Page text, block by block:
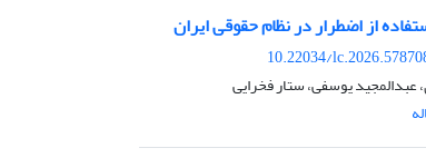
از اضطرار در نظام حقوقی ایران
10.22034/
عبدالمجید یوسفی، ستار فخرایی